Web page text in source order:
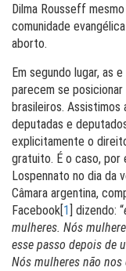
Dilma Rousseff
comunidade
aborto.
Em segundo lugar, as
parecem se
brasileiros. Assistimos
deputadas e
explicitamente o
gratuito. É o caso, por
Lospennato no dia da
Câmara argentina,
Facebook[1 ] dizendo: “
mulheres. Nós
esse passo depois de
Nós mulheres não nos